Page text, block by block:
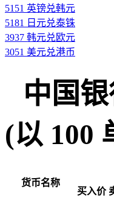
5151 英镑兑韩元
5181 日元兑泰铢
3937 韩元兑欧元
3051 美元兑港币
中国
(以 100
货币名称
买入价